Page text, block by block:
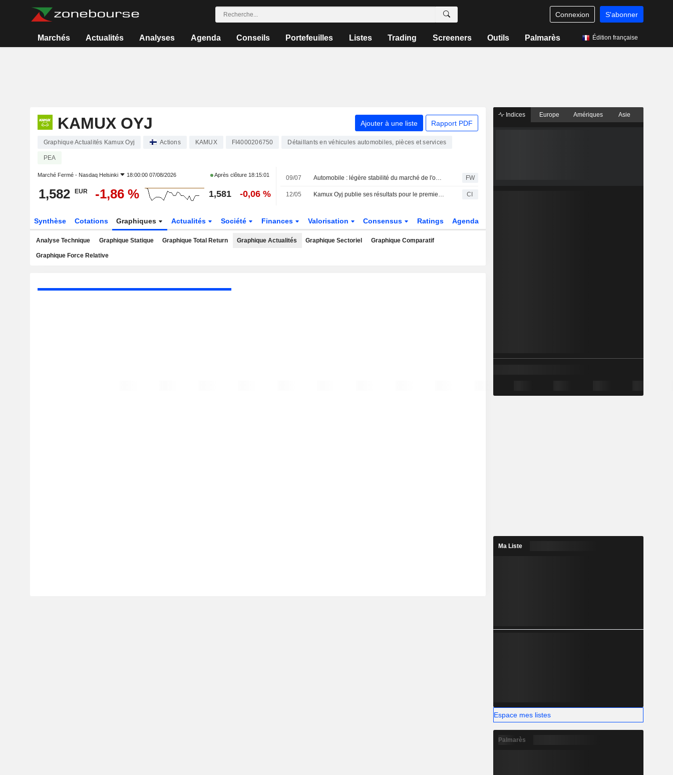
Connexion S'abonner
Marchés Actualités Analyses Agenda Conseils Portefeuilles Listes Trading Screeners Outils Palmarès Édition française
KAMUX OYJ Ajouter à une liste Rapport PDF
Graphique Actualités Kamux Oyj Actions KAMUX FI4000206750 Détaillants en véhicules automobiles, pièces et services
PEA
Marché Fermé - Nasdaq Helsinki 18:00:00 07/08/2026 Après clôture 18:15:01
1,582 EUR -1,86 % 1,581 -0,06 %
09/07 Automobile : légère stabilité du marché de l'occasion au deuxième trimestre, les véhicules électriques bondissent de 50 % FW
12/05 Kamux Oyj publie ses résultats pour le premier trimestre clos le 31 mars 2026 CI
Synthèse Cotations Graphiques Actualités Société Finances Valorisation Consensus Ratings Agenda
Analyse Technique Graphique Statique Graphique Total Return Graphique Actualités Graphique Sectoriel Graphique Comparatif
Graphique Force Relative
Indices Europe Amériques Asie
Ma Liste
Espace mes listes
Palmarès